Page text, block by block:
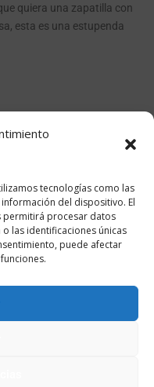
tecnologías como las
del dispositivo. El
permitirá procesar datos
las identificaciones únicas
puede afectar
quiera una zapatilla con
esta es una estupenda